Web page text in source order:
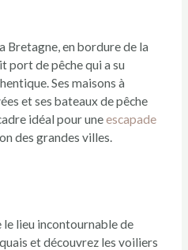
Bretagne, en bordure de la
port de pêche qui a su
Ses maisons à
et ses bateaux de pêche
idéal pour uneescapade
des grandes villes.
lieu incontournable de
et découvrez les voiliers